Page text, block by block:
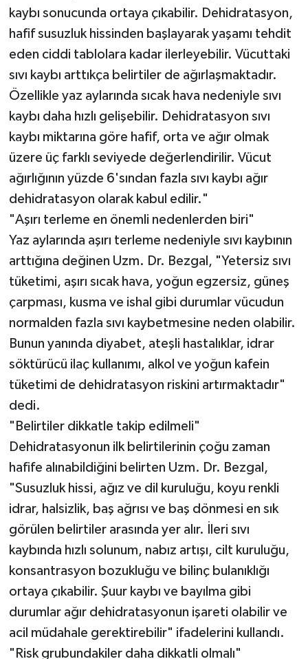
kaybı sonucunda ortaya çıkabilir. Dehidratasyon,
hafif susuzluk hissinden başlayarak yaşamı tehdit
eden ciddi tablolara kadar ilerleyebilir. Vücuttaki
sıvı kaybı arttıkça belirtiler de ağırlaşmaktadır.
Özellikle yaz aylarında sıcak hava nedeniyle sıvı
kaybı daha hızlı gelişebilir. Dehidratasyon sıvı
kaybı miktarına göre hafif, orta ve ağır olmak
üzere üç farklı seviyede değerlendirilir. Vücut
ağırlığının yüzde 6'sından fazla sıvı kaybı ağır
dehidratasyon olarak kabul edilir."
"Aşırı terleme en önemli nedenlerden biri"
Yaz aylarında aşırı terleme nedeniyle sıvı kaybının
arttığına değinen Uzm. Dr. Bezgal, "Yetersiz sıvı
tüketimi, aşırı sıcak hava, yoğun egzersiz, güneş
çarpması, kusma ve ishal gibi durumlar vücudun
normalden fazla sıvı kaybetmesine neden olabilir.
Bunun yanında diyabet, ateşli hastalıklar, idrar
söktürücü ilaç kullanımı, alkol ve yoğun kafein
tüketimi de dehidratasyon riskini artırmaktadır"
dedi.
"Belirtiler dikkatle takip edilmeli"
Dehidratasyonun ilk belirtilerinin çoğu zaman
hafife alınabildiğini belirten Uzm. Dr. Bezgal,
"Susuzluk hissi, ağız ve dil kuruluğu, koyu renkli
idrar, halsizlik, baş ağrısı ve baş dönmesi en sık
görülen belirtiler arasında yer alır. İleri sıvı
kaybında hızlı solunum, nabız artışı, cilt kuruluğu,
konsantrasyon bozukluğu ve bilinç bulanıklığı
ortaya çıkabilir. Şuur kaybı ve bayılma gibi
durumlar ağır dehidratasyonun işareti olabilir ve
acil müdahale gerektirebilir" ifadelerini kullandı.
"Risk grubundakiler daha dikkatli olmalı"